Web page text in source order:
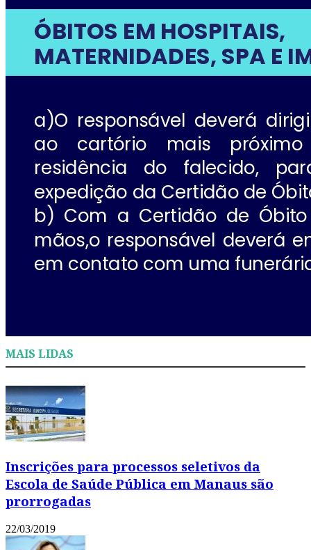
MAIS LIDAS
Inscrições para processos seletivos da
Escola de Saúde Pública em Manaus são
prorrogadas
22/03/2019